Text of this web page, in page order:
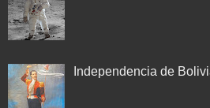
Independencia de